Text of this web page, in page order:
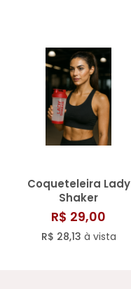
Coqueteleira Lady
Shaker
R$ 29,00
R$ 28,13 à vista